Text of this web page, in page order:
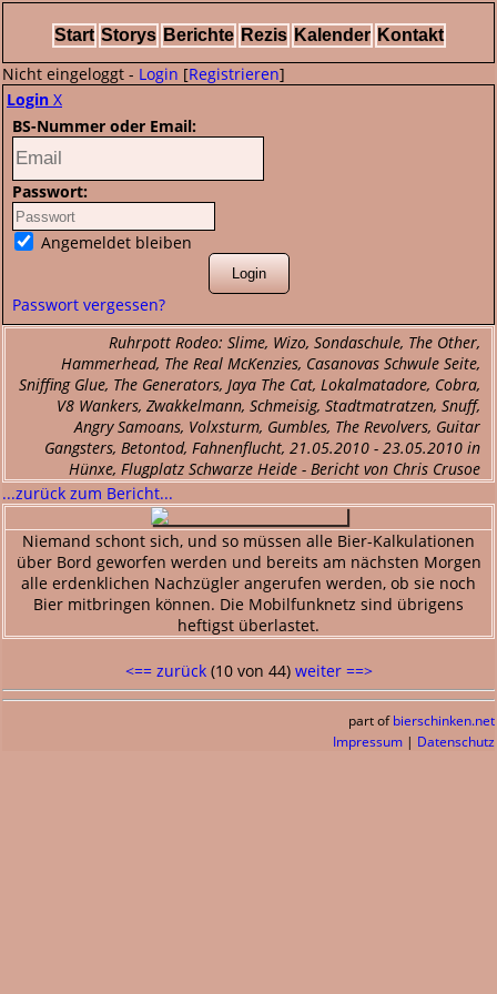
Start Storys Berichte Rezis Kalender Kontakt
Nicht eingeloggt - Login [Registrieren]
Login X
BS-Nummer oder Email:
Passwort:
Angemeldet bleiben
Passwort vergessen?
Ruhrpott Rodeo: Slime, Wizo, Sondaschule, The Other,
Hammerhead, The Real McKenzies, Casanovas Schwule Seite,
Sniffing Glue, The Generators, Jaya The Cat, Lokalmatadore, Cobra,
V8 Wankers, Zwakkelmann, Schmeisig, Stadtmatratzen, Snuff,
Angry Samoans, Volxsturm, Gumbles, The Revolvers, Guitar
Gangsters, Betontod, Fahnenflucht, 21.05.2010 - 23.05.2010 in
Hünxe, Flugplatz Schwarze Heide - Bericht von Chris Crusoe
...zurück zum Bericht...
Niemand schont sich, und so müssen alle Bier-Kalkulationen
über Bord geworfen werden und bereits am nächsten Morgen
alle erdenklichen Nachzügler angerufen werden, ob sie noch
Bier mitbringen können. Die Mobilfunknetz sind übrigens
heftigst überlastet.
<== zurück(10 von 44) weiter ==>
part of bierschinken.net
Impressum | Datenschutz